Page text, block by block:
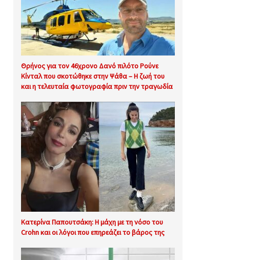
Θρήνος για τον 46χρονο Δανό πιλότο Ρούνε
Κίνταλ που σκοτώθηκε στην Ψάθα – Η ζωή του
και η τελευταία φωτογραφία πριν την τραγωδία
Κατερίνα Παπουτσάκη: Η μάχη με τη νόσο του
Crohn και οι λόγοι που επηρεάζει το βάρος της